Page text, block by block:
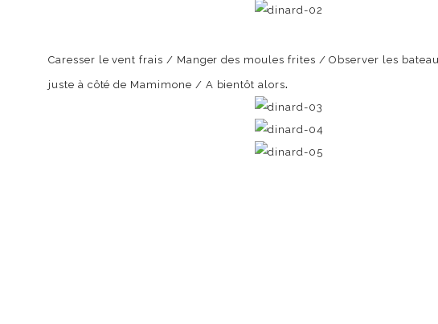
Caresser le vent frais / Manger des moules frites / Observer les
juste à côté de Mamimone / A bientôt alors.